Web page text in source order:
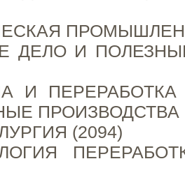
ДЕЛО И
И
ПРОИЗВОДСТВА
(2094)